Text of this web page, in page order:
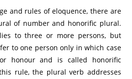
and rules of eloquence, there are
of number and honorific plural.
to three or more persons, but
to one person only in which case
honour and is called honorific
rule, the plural verb addresses